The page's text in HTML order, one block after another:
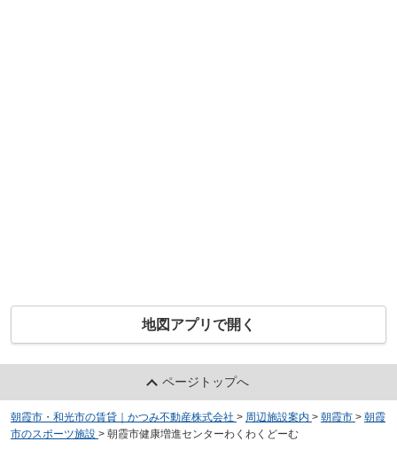
地図アプリで開く
ページトップへ
朝霞市・和光市の賃貸｜かつみ不動産株式会社 > 周辺施設案内 > 朝霞市 > 朝霞
市のスポーツ施設 > 朝霞市健康増進センターわくわくどーむ